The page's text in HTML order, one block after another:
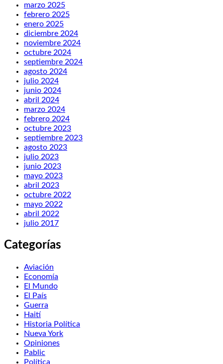
marzo 2025
febrero 2025
enero 2025
diciembre 2024
noviembre 2024
octubre 2024
septiembre 2024
agosto 2024
julio 2024
junio 2024
abril 2024
marzo 2024
febrero 2024
octubre 2023
septiembre 2023
agosto 2023
julio 2023
junio 2023
mayo 2023
abril 2023
octubre 2022
mayo 2022
abril 2022
julio 2017
Categorías
Aviación
Economía
El Mundo
El País
Guerra
Haití
Historia Política
Nueva York
Opiniones
Pablic
Política